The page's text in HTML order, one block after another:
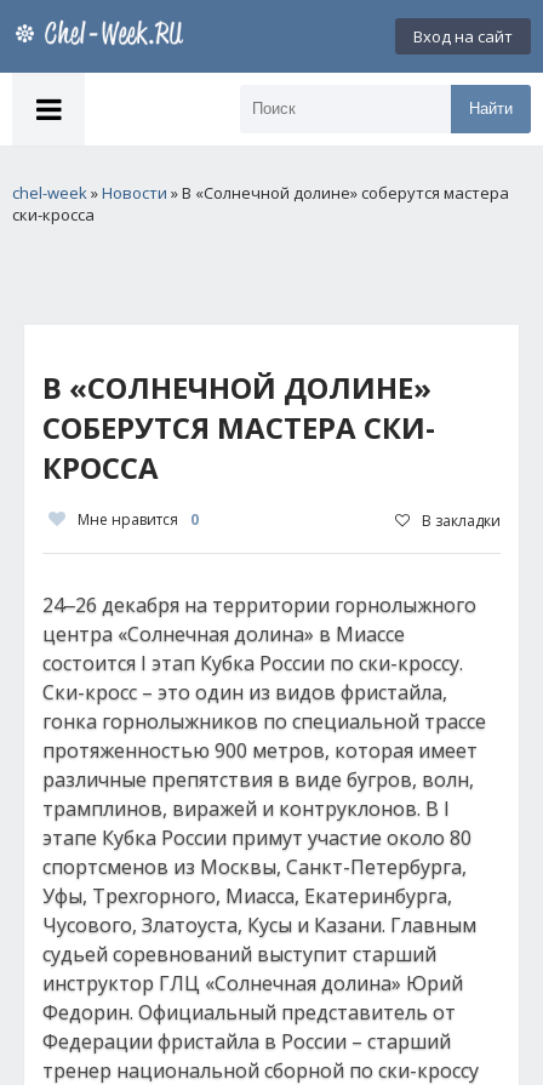
Вход на сайт
Найти
chel-week»Новости » В «Солнечной долине» соберутся мастера
ски-кросса
В «СОЛНЕЧНОЙ ДОЛИНЕ»
СОБЕРУТСЯ МАСТЕРА СКИ-
КРОССА
Мне нравится 0 В закладки
24‒26 декабря на территории горнолыжного
центра «Солнечная долина» в Миассе
состоится I этап Кубка России по ски-кроссу.
Ски-кросс – это один из видов фристайла,
гонка горнолыжников по специальной трассе
протяженностью 900 метров, которая имеет
различные препятствия в виде бугров, волн,
трамплинов, виражей и контруклонов. В I
этапе Кубка России примут участие около 80
спортсменов из Москвы, Санкт-Петербурга,
Уфы, Трехгорного, Миасса, Екатеринбурга,
Чусового, Златоуста, Кусы и Казани. Главным
судьей соревнований выступит старший
инструктор ГЛЦ «Солнечная долина» Юрий
Федорин. Официальный представитель от
Федерации фристайла в России – старший
тренер национальной сборной по ски-кроссу